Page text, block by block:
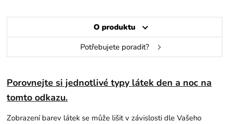
O produktu
Potřebujete poradit?
Porovnejte si jednotlivé typy látek den a noc na
tomto odkazu.
Zobrazení barev látek se může lišit v závislosti dle Vašeho